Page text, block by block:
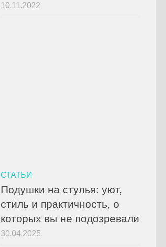
10.11.2022
СТАТЬИ
Подушки на стулья: уют,
стиль и практичность, о
которых вы не подозревали
30.04.2025